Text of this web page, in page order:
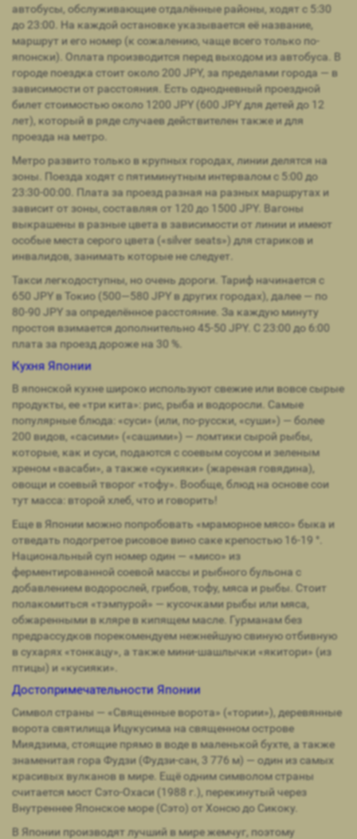
автобусы, обслуживающие отдалённые районы, ходят с 5:30
до 23:00. На каждой остановке указывается её название,
маршрут и его номер (к сожалению, чаще всего только по-
японски). Оплата производится перед выходом из автобуса. В
городе поездка стоит около 200 JPY, за пределами города — в
зависимости от расстояния. Есть однодневный проездной
билет стоимостью около 1200 JPY (600 JPY для детей до 12
лет), который в ряде случаев действителен также и для
проезда на метро.
Метро развито только в крупных городах, линии делятся на
зоны. Поезда ходят с пятиминутным интервалом с 5:00 до
23:30-00:00. Плата за проезд разная на разных маршрутах и
зависит от зоны, составляя от 120 до 1500 JPY. Вагоны
выкрашены в разные цвета в зависимости от линии и имеют
особые места серого цвета («silver seats») для стариков и
инвалидов, занимать которые не следует.
Такси легкодоступны, но очень дороги. Тариф начинается с
650 JPY в Токио (500—580 JPY в других городах), далее — по
80-90 JPY за определённое расстояние. За каждую минуту
простоя взимается дополнительно 45-50 JPY. С 23:00 до 6:00
плата за проезд дороже на 30 %.
Кухня Японии
В японской кухне широко используют свежие или вовсе сырые
продукты, ее «три кита»: рис, рыба и водоросли. Самые
популярные блюда: «суси» (или, по-русски, «суши») — более
200 видов, «сасими» («сашими») — ломтики сырой рыбы,
которые, как и суси, подаются с соевым соусом и зеленым
хреном «васаби», а также «сукияки» (жареная говядина),
овощи и соевый творог «тофу». Вообще, блюд на основе сои
тут масса: второй хлеб, что и говорить!
Еще в Японии можно попробовать «мраморное мясо» быка и
отведать подогретое рисовое вино саке крепостью 16-19 °.
Национальный суп номер один — «мисо» из
ферментированной соевой массы и рыбного бульона с
добавлением водорослей, грибов, тофу, мяса и рыбы. Стоит
полакомиться «тэмпурой» — кусочками рыбы или мяса,
обжаренными в кляре в кипящем масле. Гурманам без
предрассудков порекомендуем нежнейшую свиную отбивную
в сухарях «тонкацу», а также мини-шашлычки «якитори» (из
птицы) и «кусияки».
Достопримечательности Японии
Символ страны — «Священные ворота» («тории»), деревянные
ворота святилища Ицукусима на священном острове
Миядзима, стоящие прямо в воде в маленькой бухте, а также
знаменитая гора Фудзи (Фудзи-сан, 3 776 м) — один из самых
красивых вулканов в мире. Ещё одним символом страны
считается мост Сэто-Охаси (1988 г.), перекинутый через
Внутреннее Японское море (Сэто) от Хонсю до Сикоку.
В Японии производят лучший в мире жемчуг, поэтому